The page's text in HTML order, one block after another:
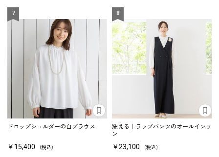
7
ドロップショルダーの白ブラウス
￥15,400 （税込）
8
洗える｜ラップパンツのオールインワ
ン
￥23,100 （税込）